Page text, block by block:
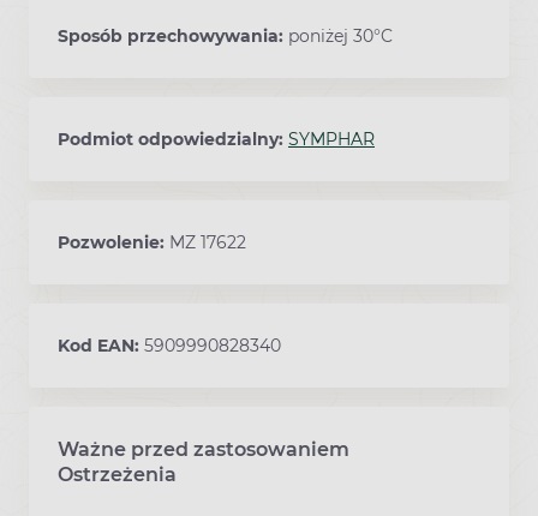
Sposób przechowywania: poniżej 30°C
Podmiot odpowiedzialny: SYMPHAR
Pozwolenie: MZ 17622
Kod EAN: 5909990828340
Ważne przed zastosowaniem
Ostrzeżenia